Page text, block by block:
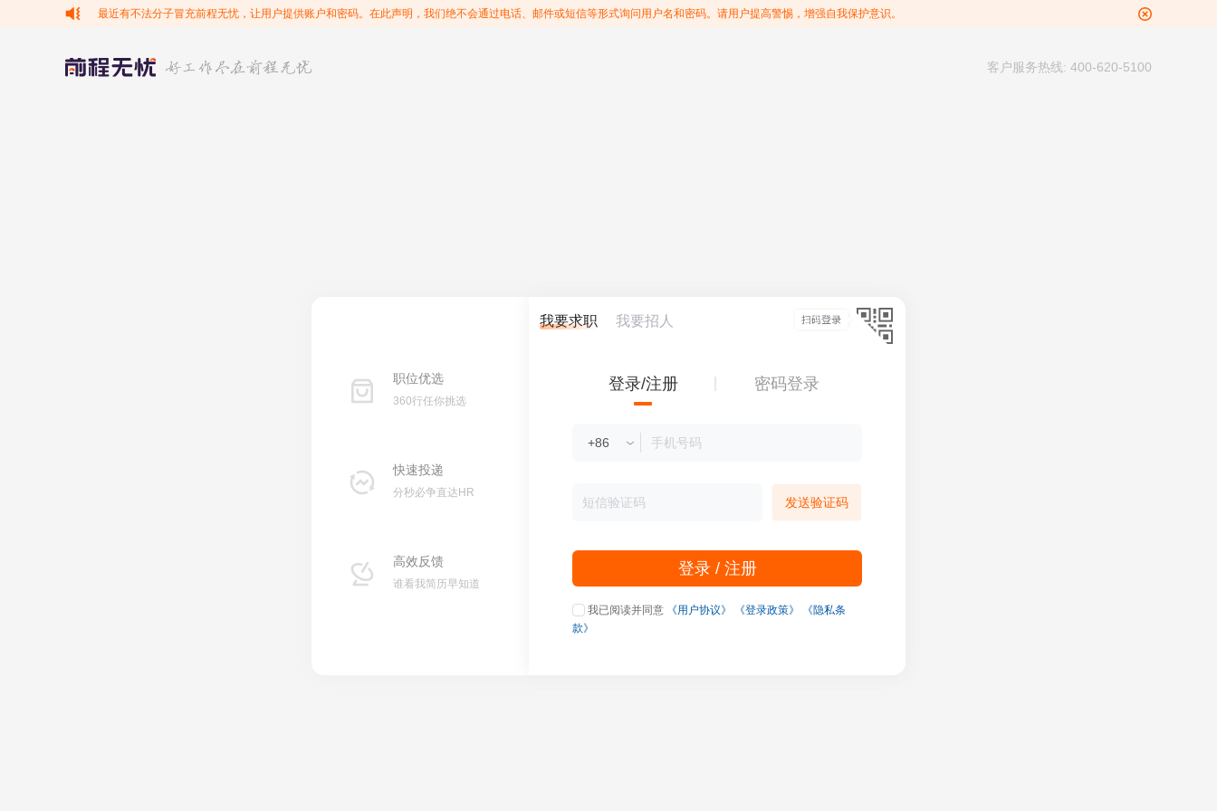
最近有不法分子冒充前程无忧，让用户提供账户和密码。在此声明，我们绝不会通过电话、邮件或短信等形式询问用户名和密码。请用户提高警惕，增强自我保护意识。
客户服务热线: 400-620-5100
职位优选
360行任你挑选
快速投递
分秒必争直达HR
高效反馈
谁看我简历早知道
我要求职 我要招人
登录/注册 密码登录
发送验证码
登录 / 注册
我已阅读并同意 《用户协议》 《登录政策》
《隐私条
款》